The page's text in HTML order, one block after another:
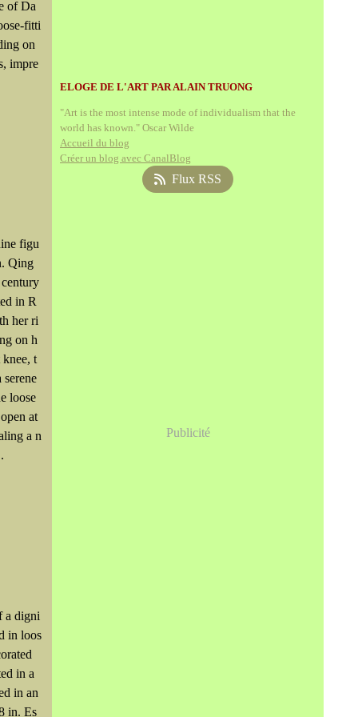
of Da
fitti
on
impre
figu
Qing
in R
her ri
on h
knee, t
serene
loose
at
a n
a digni
in loos
in a
in an
in. Es
ELOGE DE L'ART PAR ALAIN TRUONG
"Art is the most intense mode of individualism that the
world has known." Oscar Wilde
Accueil du blog
Créer un blog avec CanalBlog
Flux RSS
Publicité